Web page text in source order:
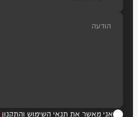
אני מאשר את תנאי השימוש והתקנון